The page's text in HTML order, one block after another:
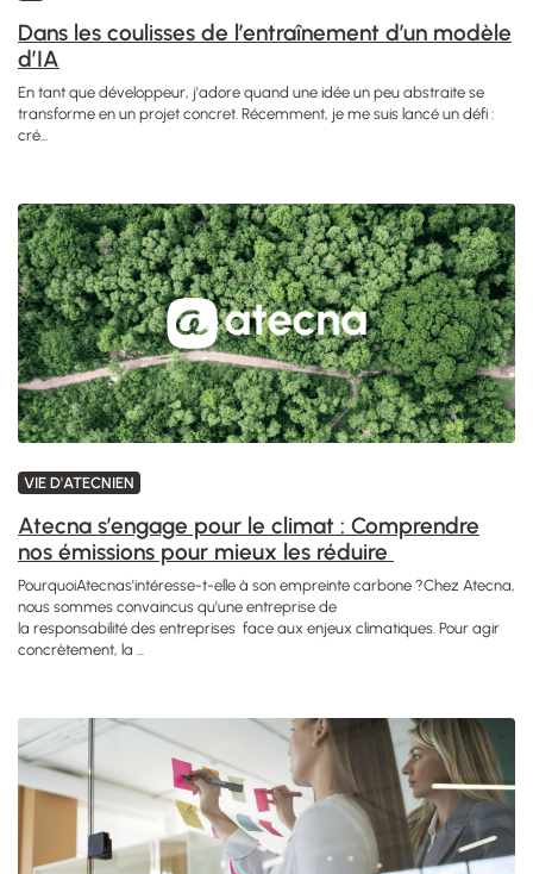
Dans les coulisses de l’entraînement d’un modèle
d’IA
En tant que développeur, j'adore quand une idée un peu abstraite se
transforme en un projet concret. Récemment, je me suis lancé un défi :
cré...
VIE D'ATECNIEN
Atecna s’engage pour le climat : Comprendre
nos émissions pour mieux les réduire
PourquoiAtecnas'intéresse-t-elle à son empreinte carbone ?Chez Atecna,
nous sommes convaincus qu'une entreprise de
la responsabilité des entreprises face aux enjeux climatiques. Pour agir
concrètement, la ...